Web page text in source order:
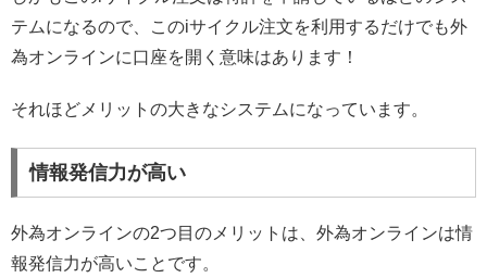
テムになるので、このiサイクル注文を利用するだけでも外
為オンラインに口座を開く意味はあります！
それほどメリットの大きなシステムになっています。
情報発信力が高い
外為オンラインの2つ目のメリットは、外為オンラインは情
報発信力が高いことです。